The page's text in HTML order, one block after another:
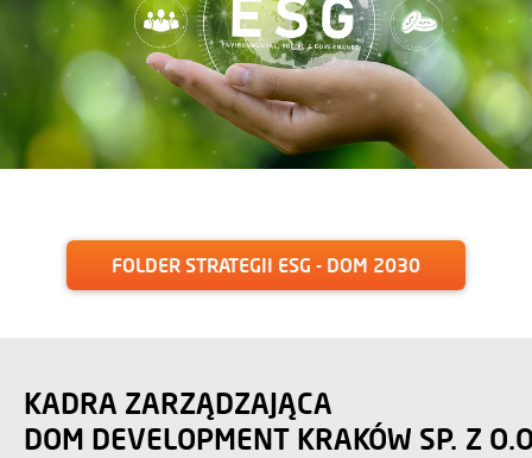
FOLDER STRATEGII ESG - DOM 2030
KADRA ZARZĄDZAJĄCA
DOM DEVELOPMENT KRAKÓW SP. Z